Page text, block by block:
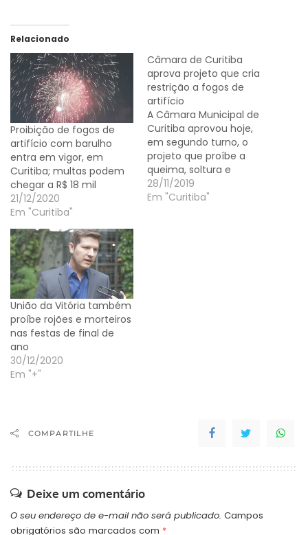
Relacionado
Proibição de fogos de
artifício com barulho
entra em vigor, em
Curitiba; multas podem
chegar a R$ 18 mil
21/12/2020
Em "Curitiba"
Câmara de Curitiba
aprova projeto que cria
restrição a fogos de
artifício
A Câmara Municipal de
Curitiba aprovou hoje,
em segundo turno, o
projeto que proíbe a
queima, soltura e
manuseio de fogos de
artifício e outros
28/11/2019
Em "Curitiba"
União da Vitória também
proíbe rojões e morteiros
nas festas de final de
ano
30/12/2020
Em "+"
COMPARTILHE
Deixe um comentário
O seu endereço de e-mail não será publicado. Campos
obrigatórios são marcados com *